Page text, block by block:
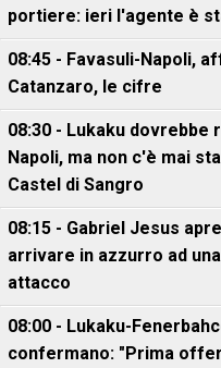
portiere: ieri l'agente è
08:45 - Favasuli-Napoli,
Catanzaro, le cifre
08:30 - Lukaku
Napoli, ma non c'è mai
Castel di Sangro
08:15 - Gabriel Jesus
arrivare in azzurro ad
attacco
08:00 - Lukaku-
confermano: "Prima